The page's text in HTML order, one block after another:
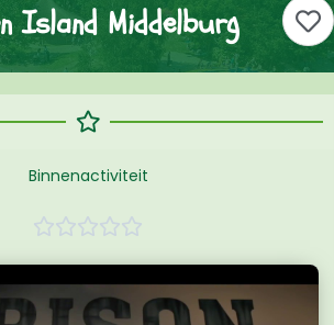
Island Middelburg
Binnenactiviteit
    